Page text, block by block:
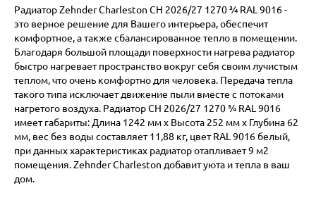
Радиатор Zehnder Charleston CH 2026/27 1270 ¾ RAL 9016 -
это верное решение для Вашего интерьера, обеспечит
комфортное, а также сбалансированное тепло в помещении.
Благодаря большой площади поверхности нагрева радиатор
быстро нагревает пространство вокруг себя своим лучистым
теплом, что очень комфортно для человека. Передача тепла
такого типа исключает движение пыли вместе с потоками
нагретого воздуха. Радиатор CH 2026/27 1270 ¾ RAL 9016
имеет габариты: Длина 1242 мм х Высота 252 мм х Глубина 62
мм, вес без воды составляет 11,88 кг, цвет RAL 9016 белый,
при данных характеристиках радиатор отапливает 9 м2
помещения. Zehnder Charleston добавит уюта и тепла в ваш
дом.